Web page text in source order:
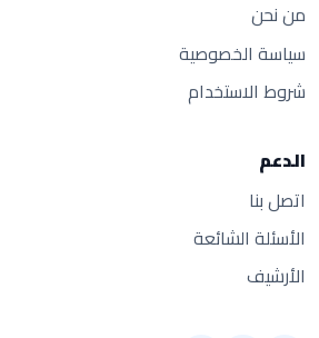
من نحن
سياسة الخصوصية
شروط الاستخدام
الدعم
اتصل بنا
الأسئلة الشائعة
الأرشيف